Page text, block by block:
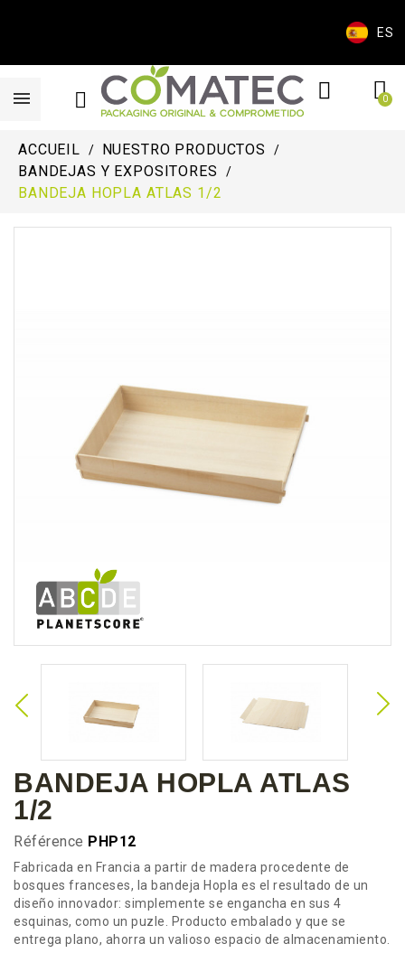
ES
ACCUEIL
NUESTRO PRODUCTOS
BANDEJAS Y EXPOSITORES
BANDEJA HOPLA ATLAS 1/2
BANDEJA HOPLA ATLAS
1/2
Référence PHP12
Fabricada en Francia a partir de madera procedente de
bosques franceses, la bandeja Hopla es el resultado de un
diseño innovador: simplemente se engancha en sus 4
esquinas, como un puzle. Producto embalado y que se
entrega plano, ahorra un valioso espacio de almacenamiento.